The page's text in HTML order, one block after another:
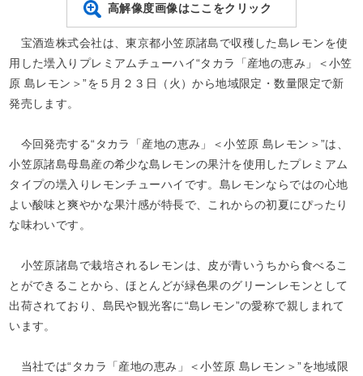
高解像度画像はここをクリック
宝酒造株式会社は、東京都小笠原諸島で収穫した島レモンを使
用した壜入りプレミアムチューハイ“タカラ「産地の恵み」＜小笠
原 島レモン＞”を５月２３日（火）から地域限定・数量限定で新
発売します。
今回発売する“タカラ「産地の恵み」＜小笠原 島レモン＞”は、
小笠原諸島母島産の希少な島レモンの果汁を使用したプレミアム
タイプの壜入りレモンチューハイです。島レモンならではの心地
よい酸味と爽やかな果汁感が特長で、これからの初夏にぴったり
な味わいです。
小笠原諸島で栽培されるレモンは、皮が青いうちから食べるこ
とができることから、ほとんどが緑色果のグリーンレモンとして
出荷されており、島民や観光客に“島レモン”の愛称で親しまれて
います。
当社では“タカラ「産地の恵み」＜小笠原 島レモン＞”を地域限